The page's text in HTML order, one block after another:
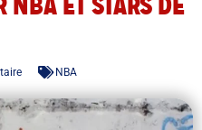
NBA